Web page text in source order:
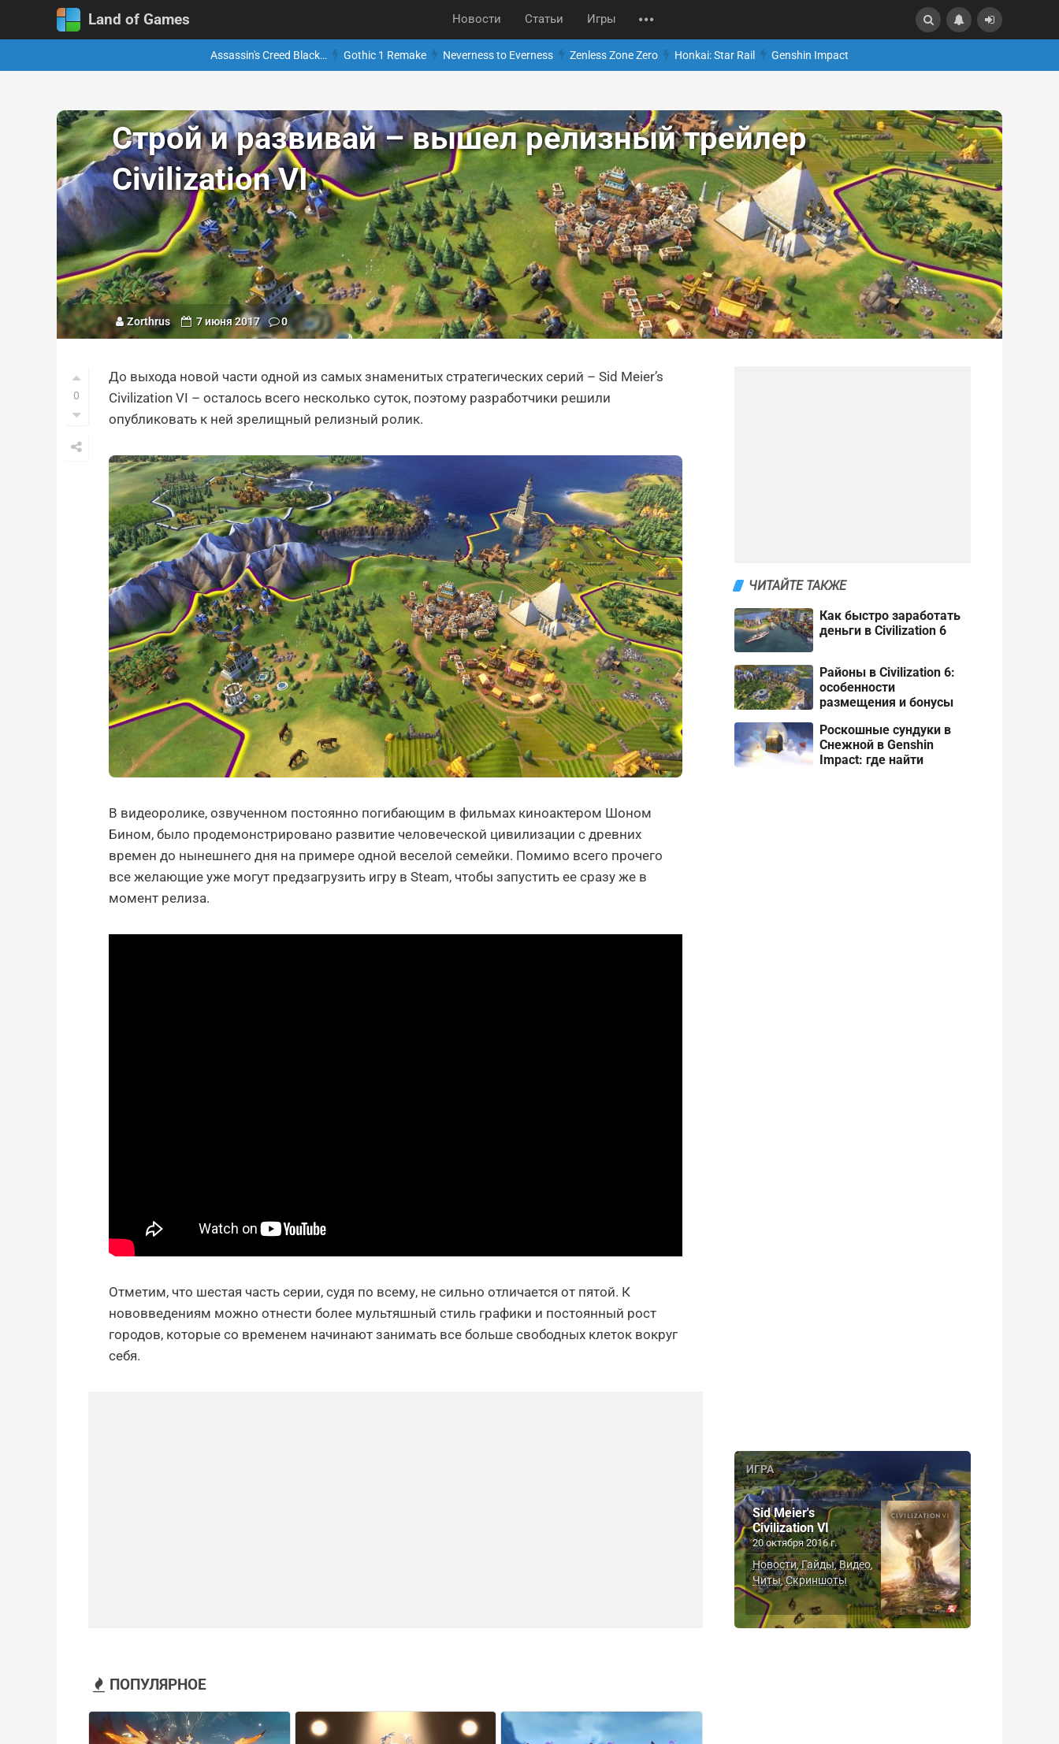
Land of Games Новости Статьи Игры
Assassin's Creed Black… Gothic 1 Remake Neverness to Everness Zenless Zone Zero Honkai: Star Rail Genshin Impact
Строй и развивай – вышел релизный трейлер
Civilization VI
Zorthrus 7 июня 2017 0
0
До выхода новой части одной из самых знаменитых стратегических серий – Sid Meier’s
Civilization VI – осталось всего несколько суток, поэтому разработчики решили
опубликовать к ней зрелищный релизный ролик.
В видеоролике, озвученном постоянно погибающим в фильмах киноактером Шоном
Бином, было продемонстрировано развитие человеческой цивилизации с древних
времен до нынешнего дня на примере одной веселой семейки. Помимо всего прочего
все желающие уже могут предзагрузить игру в Steam, чтобы запустить ее сразу же в
момент релиза.
Отметим, что шестая часть серии, судя по всему, не сильно отличается от пятой. К
нововведениям можно отнести более мультяшный стиль графики и постоянный рост
городов, которые со временем начинают занимать все больше свободных клеток вокруг
себя.
ЧИТАЙТЕ ТАКЖЕ
Как быстро заработать
деньги в Civilization 6
Районы в Civilization 6:
особенности
размещения и бонусы
Роскошные сундуки в
Снежной в Genshin
Impact: где найти
ИГРА
Sid Meier's
Civilization VI
20 октября 2016 г.
Новости,Гайды,Видео
Читы,Скриншоты
ПОПУЛЯРНОЕ